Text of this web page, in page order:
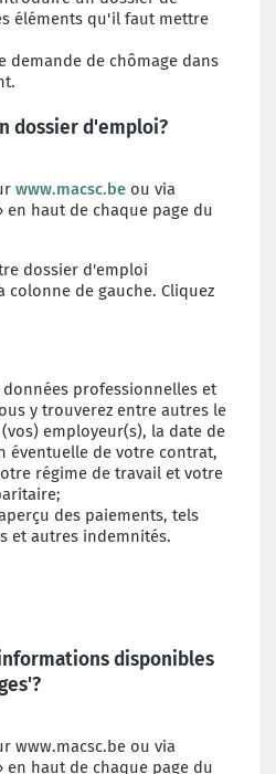
éléments qu'il faut mettre
demande de chômage dans
dossier d'emploi?
www.macsc.be ou via
en haut de chaque page du
dossier d'emploi
colonne de gauche. Cliquez
professionnelles et
y trouverez entre autres le
employeur(s), la date de
éventuelle de votre contrat,
régime de travail et votre
des paiements, tels
et autres indemnités.
disponibles
www.macsc.be ou via
en haut de chaque page du